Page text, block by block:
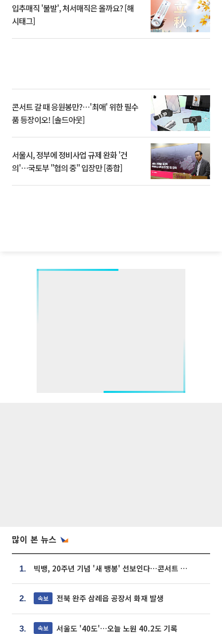
입추매직 '불발', 처서매직은 올까요? [해
시태그]
콘서트 갈 때 응원봉만?⋯'최애' 위한 필수
품 등장이오! [솔드아웃]
서울시, 정부에 정비사업 규제 완화 '건
의'⋯국토부 "협의 중" 입장만 [종합]
많이 본 뉴스
1. 빅뱅, 20주년 기념 '새 뱅봉' 선보인다⋯콘서트 앞두고 팝업 개최
2. 속보 전북 완주 삼례읍 공장서 화재 발생
3. 속보 서울도 '40도'…오늘 노원 40.2도 기록